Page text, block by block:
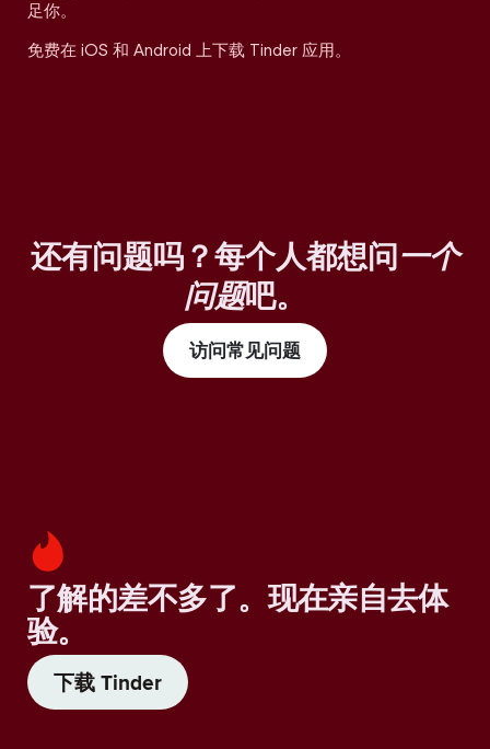
足你。
免费在 iOS 和 Android 上下载 Tinder 应用。
还有问题吗？每个人都想问一个
问题吧。
访问常见问题
了解的差不多了。现在亲自去体
验。
下载 Tinder